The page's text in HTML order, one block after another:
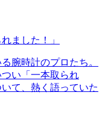
ました！」
腕時計のプロたち。
い「一本取られ
て、熱く語っていた